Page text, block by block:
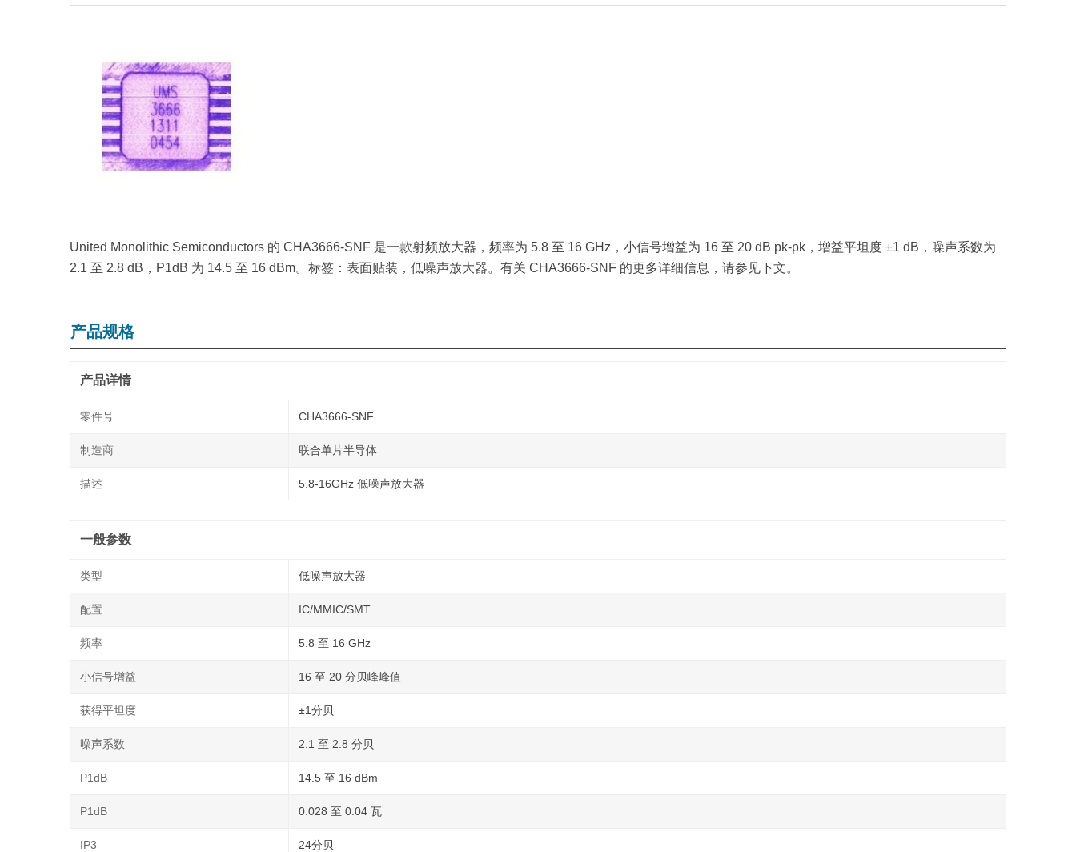
United Monolithic Semiconductors 的 CHA3666-SNF 是一款射频放大器，频率为 5.8 至 16 GHz，小信号增益为 16 至 20 dB pk-pk，增益平坦度 ±1 dB，噪声系数为
2.1 至 2.8 dB，P1dB 为 14.5 至 16 dBm。 标签：表面贴装，低噪声放大器。 有关 CHA3666-SNF 的更多详细信息，请参见下文。
产品规格
产品详情
零件号 CHA3666-SNF
制造商 联合单片半导体
描述 5.8-16GHz 低噪声放大器
一般参数
类型 低噪声放大器
配置 IC/MMIC/SMT
频率 5.8 至 16 GHz
小信号增益 16 至 20 分贝峰峰值
获得平坦度 ±1分贝
噪声系数 2.1 至 2.8 分贝
P1dB 14.5 至 16 dBm
P1dB 0.028 至 0.04 瓦
IP3 24分贝